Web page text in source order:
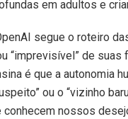
em adultos e
segue o roteiro
“imprevisível” de
é que a autonomia
ou o “vizinho
nossos